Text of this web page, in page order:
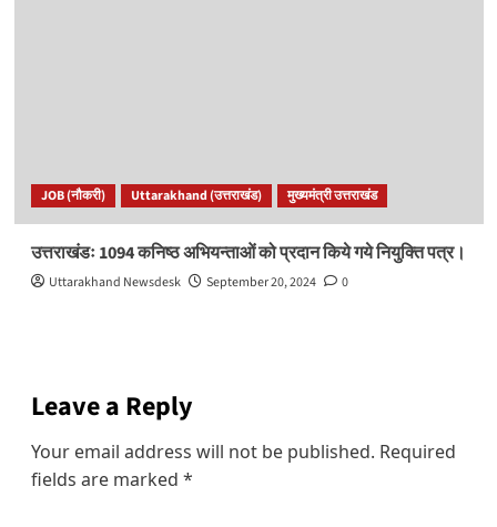
JOB (नौकरी) Uttarakhand (उत्तराखंड) मुख्यमंत्री उत्तराखंड
उत्तराखंडः 1094 कनिष्ठ अभियन्ताओं को प्रदान किये गये नियुक्ति पत्र।
Uttarakhand Newsdesk September 20, 2024 0
Leave a Reply
Your email address will not be published. Required
fields are marked *